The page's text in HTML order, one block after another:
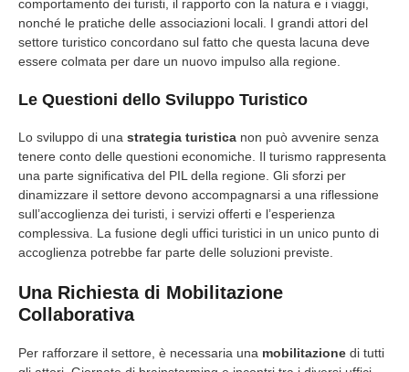
comportamento dei turisti, il rapporto con la natura e i viaggi,
nonché le pratiche delle associazioni locali. I grandi attori del
settore turistico concordano sul fatto che questa lacuna deve
essere colmata per dare un nuovo impulso alla regione.
Le Questioni dello Sviluppo Turistico
Lo sviluppo di una strategia turistica non può avvenire senza
tenere conto delle questioni economiche. Il turismo rappresenta
una parte significativa del PIL della regione. Gli sforzi per
dinamizzare il settore devono accompagnarsi a una riflessione
sull’accoglienza dei turisti, i servizi offerti e l’esperienza
complessiva. La fusione degli uffici turistici in un unico punto di
accoglienza potrebbe far parte delle soluzioni previste.
Una Richiesta di Mobilitazione
Collaborativa
Per rafforzare il settore, è necessaria una mobilitazione di tutti